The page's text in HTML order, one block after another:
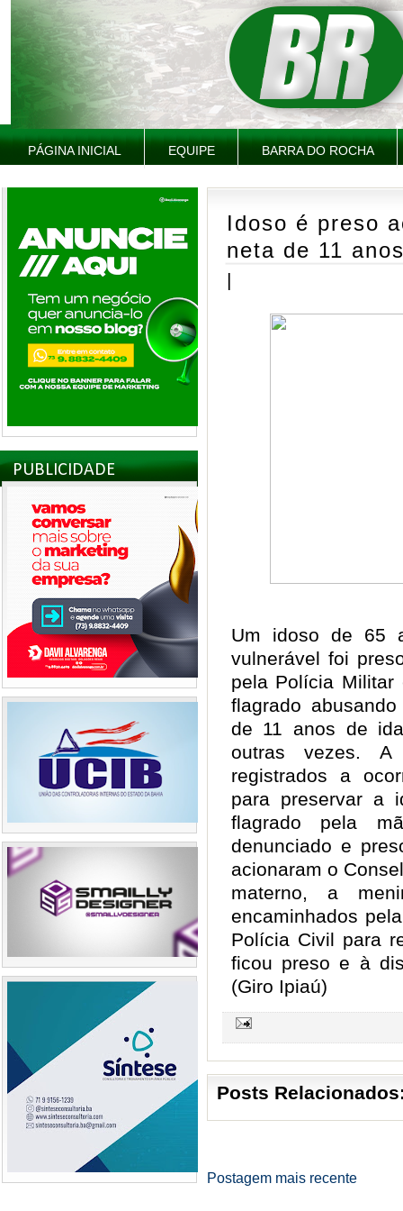
PÁGINA INICIAL EQUIPE BARRA DO ROCHA
PUBLICIDADE
Idoso é preso
neta de 11
|
Um idoso de 65
vulnerável foi
pela Polícia
flagrado
de 11 anos de
outras vezes.
registrados a
para preservar a
flagrado pela
denunciado e
acionaram o
materno, a
encaminhados
Polícia Civil para
ficou preso e à
(Giro Ipiaú)
Posts
Postagem mais recente